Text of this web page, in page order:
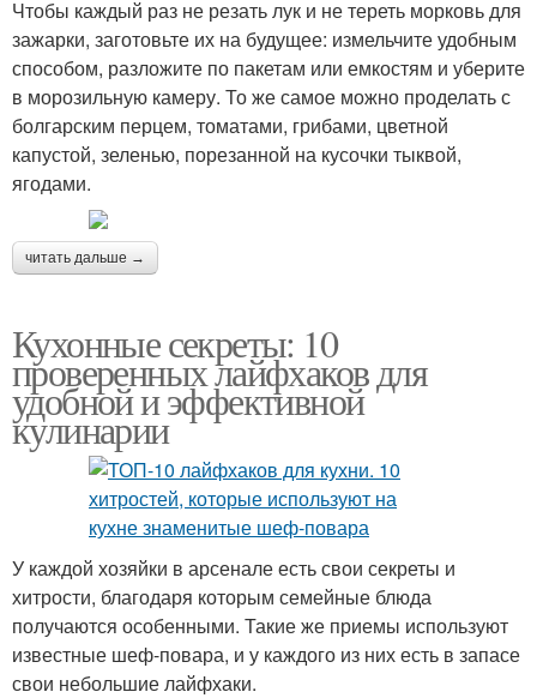
Чтобы каждый раз не резать лук и не тереть морковь для
зажарки, заготовьте их на будущее: измельчите удобным
способом, разложите по пакетам или емкостям и уберите
в морозильную камеру. То же самое можно проделать с
болгарским перцем, томатами, грибами, цветной
капустой, зеленью, порезанной на кусочки тыквой,
ягодами.
читать дальше →
Кухонные секреты: 10
проверенных лайфхаков для
удобной и эффективной
кулинарии
У каждой хозяйки в арсенале есть свои секреты и
хитрости, благодаря которым семейные блюда
получаются особенными. Такие же приемы используют
известные шеф-повара, и у каждого из них есть в запасе
свои небольшие лайфхаки.